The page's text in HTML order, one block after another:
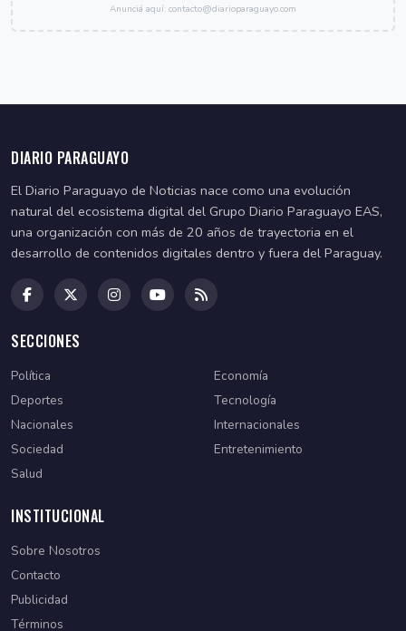
Anunciá aquí: contacto@diarioparaguayo.com
DIARIO PARAGUAYO
El Diario Paraguayo de Noticias nace como una evolución
natural del ecosistema digital del Grupo Diario Paraguayo EAS,
una organización con más de 20 años de trayectoria en el
desarrollo de contenidos digitales dentro y fuera del Paraguay.
SECCIONES
Política
Economía
Deportes
Tecnología
Nacionales
Internacionales
Sociedad
Entretenimiento
Salud
INSTITUCIONAL
Sobre Nosotros
Contacto
Publicidad
Términos